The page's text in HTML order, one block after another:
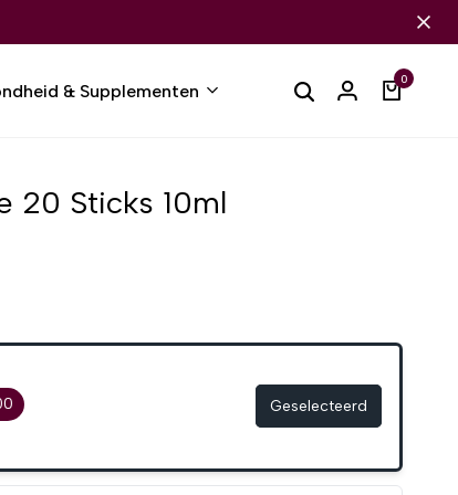
& Supplementen
0
20 Sticks 10ml
Geselecteerd